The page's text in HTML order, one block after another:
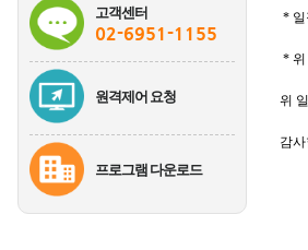
고객센터
02-6951-1155
원격제어 요청
프로그램 다운로드
* 일
* 위
위
감